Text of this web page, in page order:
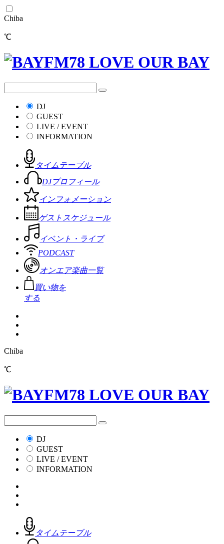
Chiba
℃
DJ
GUEST
LIVE / EVENT
INFORMATION
タイムテーブル
DJプロフィール
インフォメーション
ゲストスケジュール
イベント・ライブ
PODCAST
オンエア楽曲一覧
買い物を
する
Chiba
℃
DJ
GUEST
LIVE / EVENT
INFORMATION
タイムテーブル